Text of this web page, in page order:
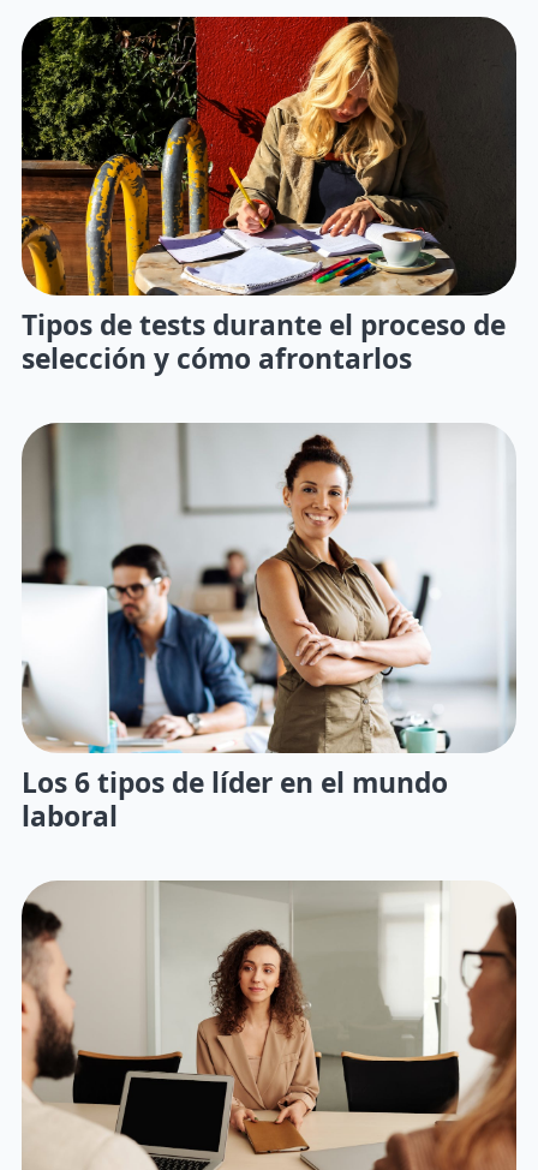
Tipos de tests durante el proceso de
selección y cómo afrontarlos
Los 6 tipos de líder en el mundo
laboral